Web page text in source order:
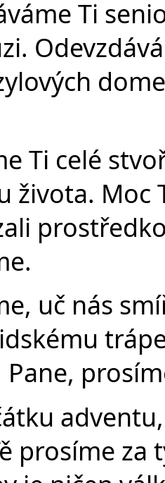
Ti
Ti celé
života. Moc
uč nás
Pane,
prosíme za